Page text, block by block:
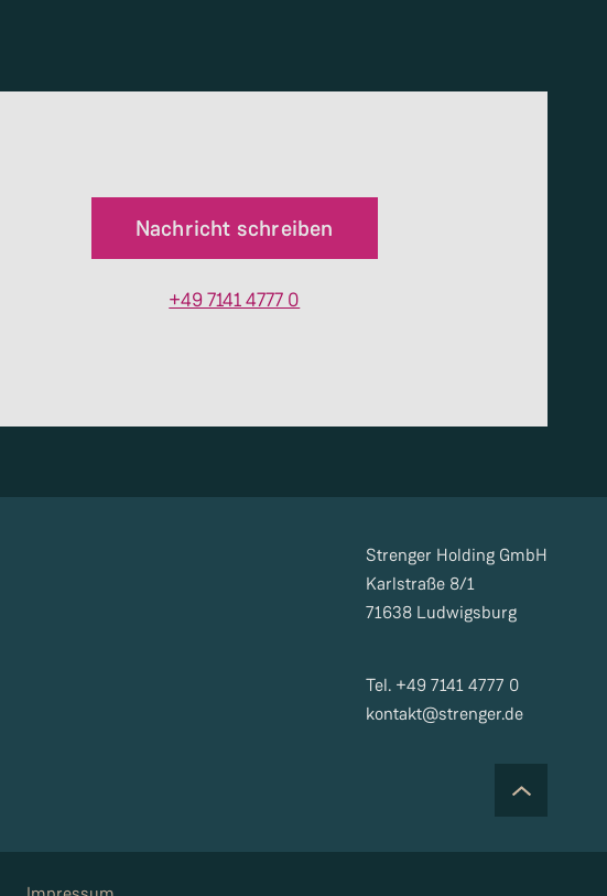
Nachricht schreiben
+49 7141 4777 0
Strenger Holding GmbH
Karlstraße 8/1
71638 Ludwigsburg
Tel. +49 7141 4777 0
kontakt@strenger.de